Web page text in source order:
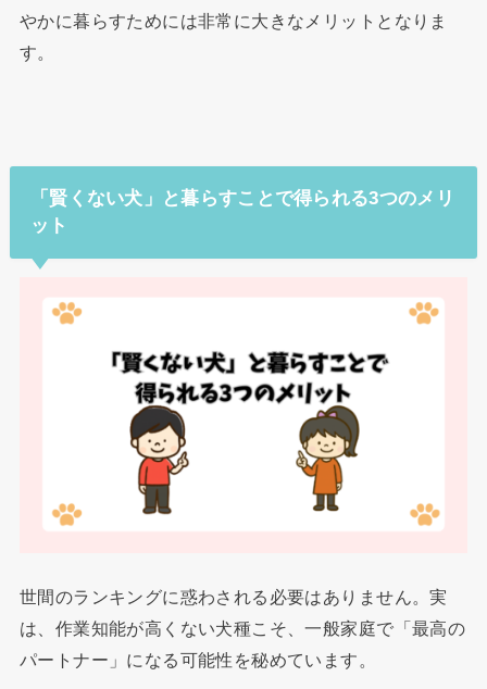
やかに暮らすためには非常に大きなメリットとなりま
す。
「賢くない犬」と暮らすことで得られる3つのメリ
ット
世間のランキングに惑わされる必要はありません。実
は、作業知能が高くない犬種こそ、一般家庭で「最高の
パートナー」になる可能性を秘めています。